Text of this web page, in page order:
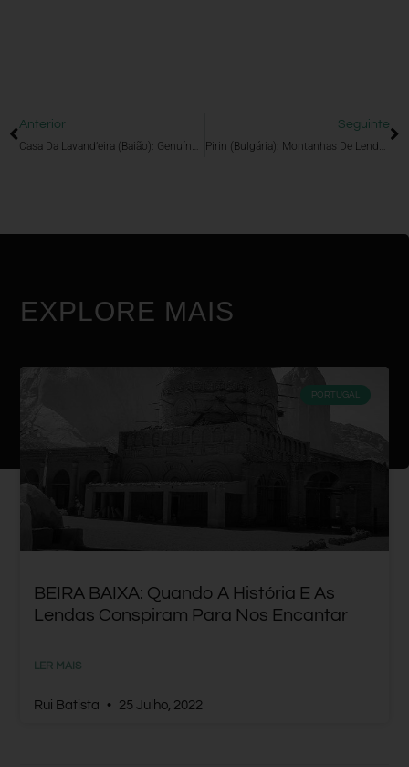
Anterior
Seguinte
EXPLORE MAIS
PORTUGAL
BEIRA BAIXA: Quando A História E As
Lendas Conspiram Para Nos Encantar
LER MAIS
Rui Batista 25 Julho, 2022